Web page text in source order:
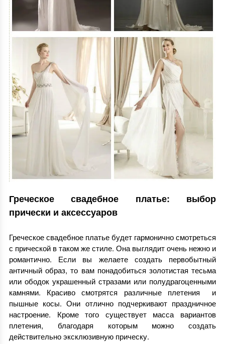
Греческое свадебное платье: выбор
прически и аксессуаров
Греческое свадебное платье будет гармонично смотреться
с прической в таком же стиле. Она выглядит очень нежно и
романтично. Если вы желаете создать первобытный
античный образ, то вам понадобиться золотистая тесьма
или ободок украшенный стразами или полудрагоценными
камнями. Красиво смотрятся различные плетения и
пышные косы. Они отлично подчеркивают праздничное
настроение. Кроме того существует масса вариантов
плетения, благодаря которым можно создать
действительно эксклюзивную прическу.